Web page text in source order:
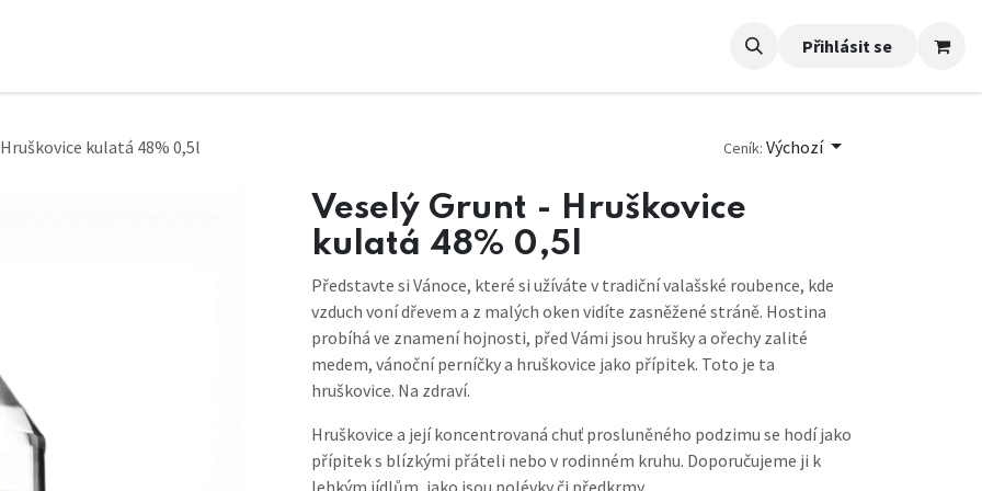
Přihlásit se
kulatá 48% 0,5l Ceník: Výchozí
Veselý Grunt - Hruškovice
kulatá 48% 0,5l
Představte si Vánoce, které si užíváte v tradiční valašské roubence, kde
vzduch voní dřevem a z malých oken vidíte zasněžené stráně. Hostina
probíhá ve znamení hojnosti, před Vámi jsou hrušky a ořechy zalité
medem, vánoční perníčky a hruškovice jako přípitek. Toto je ta
hruškovice. Na zdraví.
Hruškovice a její koncentrovaná chuť prosluněného podzimu se hodí jako
přípitek s blízkými přáteli nebo v rodinném kruhu. Doporučujeme ji k